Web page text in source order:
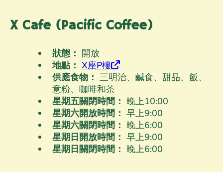
X Cafe (Pacific Coffee)
狀態： 開放
地點： X座P樓
供應食物： 三明治、鹹食、甜品、飯、
意粉、咖啡和茶
星期五關閉時間： 晚上10:00
星期六開放時間： 早上9:00
星期六關閉時間： 晚上6:00
星期日開放時間： 早上9:00
星期日關閉時間： 晚上6:00